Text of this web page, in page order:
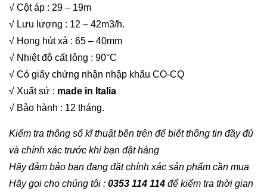
√ Cột áp : 29 – 19m
√ Lưu lượng : 12 – 42m3/h.
√ Họng hút xả : 65 – 40mm
√ Nhiệt độ cất lỏng : 90°C
√ Có giấy chứng nhận nhập khẩu CO-CQ
√ Xuất sứ : made in Italia
√ Bảo hành : 12 tháng.
Kiểm tra thông số kĩ thuật bên trên để biết thông tin đầy đủ
và chính xác trước khi bạn đặt hàng
Hãy đảm bảo bạn đang đặt chính xác sản phẩm cần mua
Hãy gọi cho chúng tôi : 0353 114 114 để kiểm tra thời gian